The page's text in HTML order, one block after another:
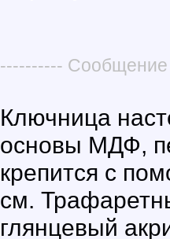
---------- Сообщение
Ключница
основы МДФ,
крепится с
см.
глянцевый